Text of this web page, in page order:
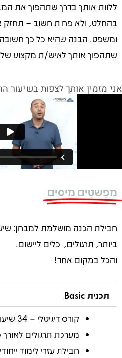
ללוות אותך בדרך שתהפוך את
בהחלט, ולא פחות חשוב –
ומשפט. הבנה שהיא כל כך
שתהפוך אותך לאיש/ת מקצוע
אני מזמין אותך לצפות
מפַשטִים מיסים
חבילת הכנה מושלמת למבחן:
ביותר, תרגולים, וכלים ליישום.
והכל במקום אחד!
תכנית Basic
קורס דיגיטלי – 34 שיעורי וידאו ממוקדים
מערכת תרגולים
חבילת עזרי לימוד